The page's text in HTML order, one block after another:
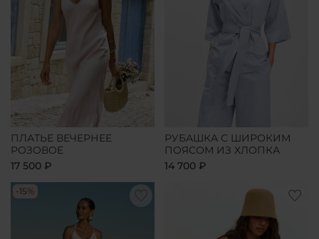
ПЛАТЬЕ ВЕЧЕРНЕЕ
РОЗОВОЕ
17 500 ₽
РУБАШКА С ШИРОКИМ
ПОЯСОМ ИЗ ХЛОПКА
14 700 ₽
-15%